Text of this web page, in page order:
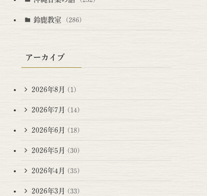
鈴鹿教室 (286)
アーカイブ
2026年8月 (1)
2026年7月 (14)
2026年6月 (18)
2026年5月 (30)
2026年4月 (35)
2026年3月 (33)